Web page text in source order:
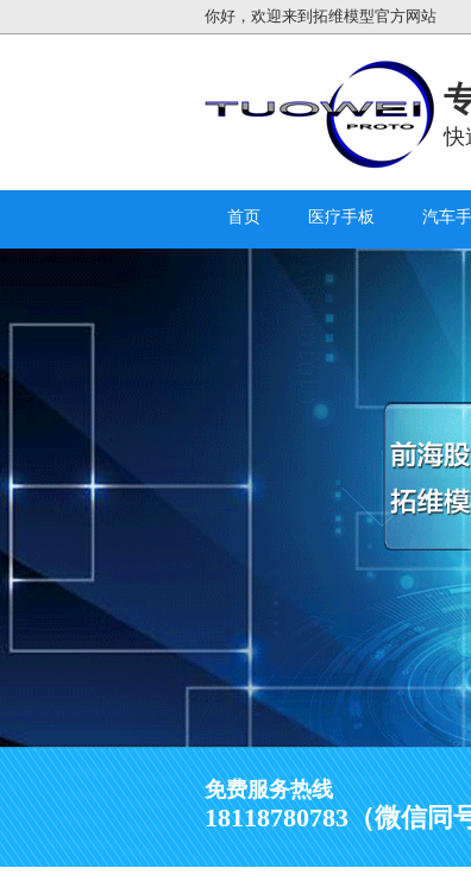
你好，欢迎来到拓维模型官方网站
快
首页 医疗手板 汽车
免费服务热线
18118780783（微信同